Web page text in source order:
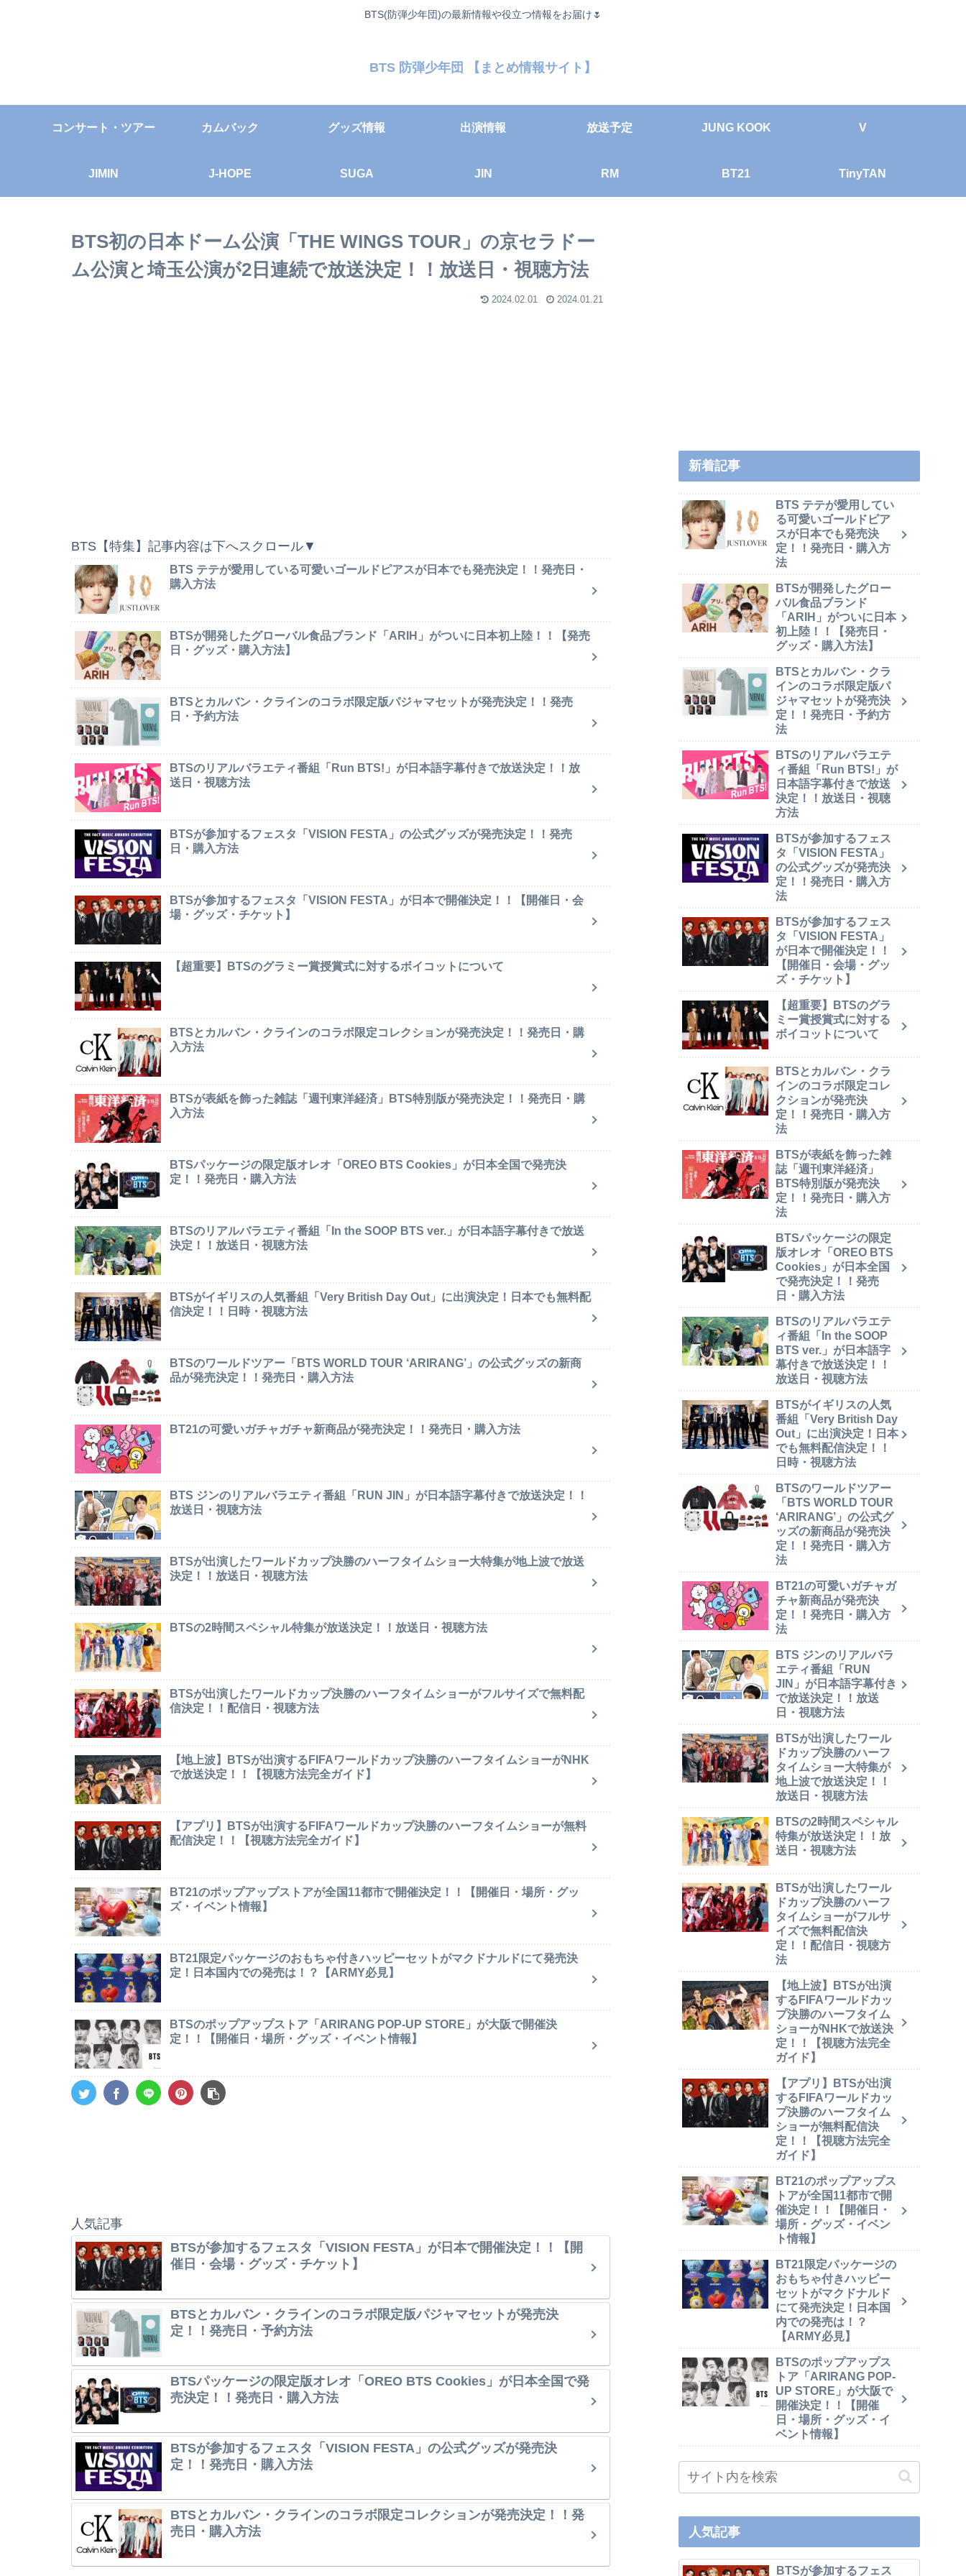
BTS(防弾少年団)の最新情報や役立つ情報をお届け🌷
BTS 防弾少年団 【まとめ情報サイト】
コンサート・ツアー カムバック グッズ情報 出演情報 放送予定 JUNG KOOK V
JIMIN J-HOPE SUGA JIN RM BT21 TinyTAN
BTS初の日本ドーム公演「THE WINGS TOUR」の京セラドー
ム公演と埼玉公演が2日連続で放送決定！！放送日・視聴方法
2024.02.01 2024.01.21
BTS【特集】記事内容は下へスクロール▼
BTS テテが愛用している可愛いゴールドピアスが日本でも発売決定！！発売日・
購入方法
BTSが開発したグローバル食品ブランド「ARIH」がついに日本初上陸！！【発売
日・グッズ・購入方法】
BTSとカルバン・クラインのコラボ限定版パジャマセットが発売決定！！発売
日・予約方法
BTSのリアルバラエティ番組「Run BTS!」が日本語字幕付きで放送決定！！放
送日・視聴方法
BTSが参加するフェスタ「VISION FESTA」の公式グッズが発売決定！！発売
日・購入方法
BTSが参加するフェスタ「VISION FESTA」が日本で開催決定！！【開催日・会
場・グッズ・チケット】
【超重要】BTSのグラミー賞授賞式に対するボイコットについて
BTSとカルバン・クラインのコラボ限定コレクションが発売決定！！発売日・購
入方法
BTSが表紙を飾った雑誌「週刊東洋経済」BTS特別版が発売決定！！発売日・購
入方法
BTSパッケージの限定版オレオ「OREO BTS Cookies」が日本全国で発売決
定！！発売日・購入方法
BTSのリアルバラエティ番組「In the SOOP BTS ver.」が日本語字幕付きで放送
決定！！放送日・視聴方法
BTSがイギリスの人気番組「Very British Day Out」に出演決定！日本でも無料配
信決定！！日時・視聴方法
BTSのワールドツアー「BTS WORLD TOUR ‘ARIRANG’」の公式グッズの新商
品が発売決定！！発売日・購入方法
BT21の可愛いガチャガチャ新商品が発売決定！！発売日・購入方法
BTS ジンのリアルバラエティ番組「RUN JIN」が日本語字幕付きで放送決定！！
放送日・視聴方法
BTSが出演したワールドカップ決勝のハーフタイムショー大特集が地上波で放送
決定！！放送日・視聴方法
BTSの2時間スペシャル特集が放送決定！！放送日・視聴方法
BTSが出演したワールドカップ決勝のハーフタイムショーがフルサイズで無料配
信決定！！配信日・視聴方法
【地上波】BTSが出演するFIFAワールドカップ決勝のハーフタイムショーがNHK
で放送決定！！【視聴方法完全ガイド】
【アプリ】BTSが出演するFIFAワールドカップ決勝のハーフタイムショーが無料
配信決定！！【視聴方法完全ガイド】
BT21のポップアップストアが全国11都市で開催決定！！【開催日・場所・グッ
ズ・イベント情報】
BT21限定パッケージのおもちゃ付きハッピーセットがマクドナルドにて発売決
定！日本国内での発売は！？【ARMY必見】
BTSのポップアップストア「ARIRANG POP-UP STORE」が大阪で開催決
定！！【開催日・場所・グッズ・イベント情報】
人気記事
BTSが参加するフェスタ「VISION FESTA」が日本で開催決定！！【開
催日・会場・グッズ・チケット】
BTSとカルバン・クラインのコラボ限定版パジャマセットが発売決
定！！発売日・予約方法
BTSパッケージの限定版オレオ「OREO BTS Cookies」が日本全国で発
売決定！！発売日・購入方法
BTSが参加するフェスタ「VISION FESTA」の公式グッズが発売決
定！！発売日・購入方法
BTSとカルバン・クラインのコラボ限定コレクションが発売決定！！発
売日・購入方法
新着記事
BTS テテが愛用してい
る可愛いゴールドピア
スが日本でも発売決
定！！発売日・購入方
法
BTSが開発したグロー
バル食品ブランド
「ARIH」がついに日本
初上陸！！【発売日・
グッズ・購入方法】
BTSとカルバン・クラ
インのコラボ限定版パ
ジャマセットが発売決
定！！発売日・予約方
法
BTSのリアルバラエテ
ィ番組「Run BTS!」が
日本語字幕付きで放送
決定！！放送日・視聴
方法
BTSが参加するフェス
タ「VISION FESTA」
の公式グッズが発売決
定！！発売日・購入方
法
BTSが参加するフェス
タ「VISION FESTA」
が日本で開催決定！！
【開催日・会場・グッ
ズ・チケット】
【超重要】BTSのグラ
ミー賞授賞式に対する
ボイコットについて
BTSとカルバン・クラ
インのコラボ限定コレ
クションが発売決
定！！発売日・購入方
法
BTSが表紙を飾った雑
誌「週刊東洋経済」
BTS特別版が発売決
定！！発売日・購入方
法
BTSパッケージの限定
版オレオ「OREO BTS
Cookies」が日本全国
で発売決定！！発売
日・購入方法
BTSのリアルバラエテ
ィ番組「In the SOOP
BTS ver.」が日本語字
幕付きで放送決定！！
放送日・視聴方法
BTSがイギリスの人気
番組「Very British Day
Out」に出演決定！日本
でも無料配信決定！！
日時・視聴方法
BTSのワールドツアー
「BTS WORLD TOUR
‘ARIRANG’」の公式グ
ッズの新商品が発売決
定！！発売日・購入方
法
BT21の可愛いガチャガ
チャ新商品が発売決
定！！発売日・購入方
法
BTS ジンのリアルバラ
エティ番組「RUN
JIN」が日本語字幕付き
で放送決定！！放送
日・視聴方法
BTSが出演したワール
ドカップ決勝のハーフ
タイムショー大特集が
地上波で放送決定！！
放送日・視聴方法
BTSの2時間スペシャル
特集が放送決定！！放
送日・視聴方法
BTSが出演したワール
ドカップ決勝のハーフ
タイムショーがフルサ
イズで無料配信決
定！！配信日・視聴方
法
【地上波】BTSが出演
するFIFAワールドカッ
プ決勝のハーフタイム
ショーがNHKで放送決
定！！【視聴方法完全
ガイド】
【アプリ】BTSが出演
するFIFAワールドカッ
プ決勝のハーフタイム
ショーが無料配信決
定！！【視聴方法完全
ガイド】
BT21のポップアップス
トアが全国11都市で開
催決定！！【開催日・
場所・グッズ・イベン
ト情報】
BT21限定パッケージの
おもちゃ付きハッピー
セットがマクドナルド
にて発売決定！日本国
内での発売は！？
【ARMY必見】
BTSのポップアップス
トア「ARIRANG POP-
UP STORE」が大阪で
開催決定！！【開催
日・場所・グッズ・イ
ベント情報】
人気記事
BTSが参加するフェス